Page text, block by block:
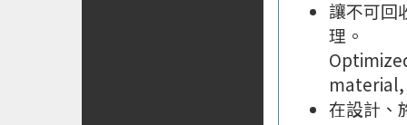
讓不可回
理。
在設計、